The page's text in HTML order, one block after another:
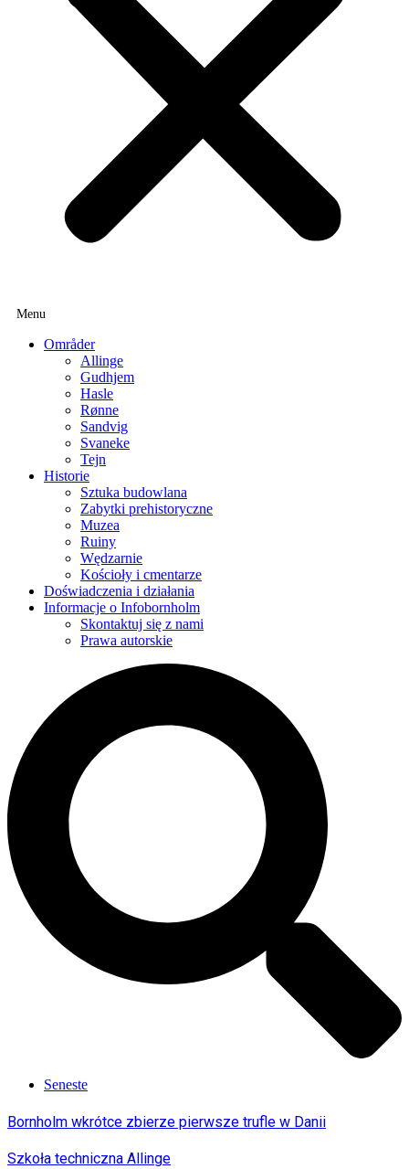
Områder
Allinge
Gudhjem
Hasle
Rønne
Sandvig
Svaneke
Tejn
Historie
Sztuka budowlana
Zabytki prehistoryczne
Muzea
Ruiny
Wędzarnie
Kościoły i cmentarze
Doświadczenia i działania
Informacje o Infobornholm
Skontaktuj się z nami
Prawa autorskie
Seneste
Bornholm wkrótce zbierze pierwsze trufle w Danii
Szkoła techniczna Allinge